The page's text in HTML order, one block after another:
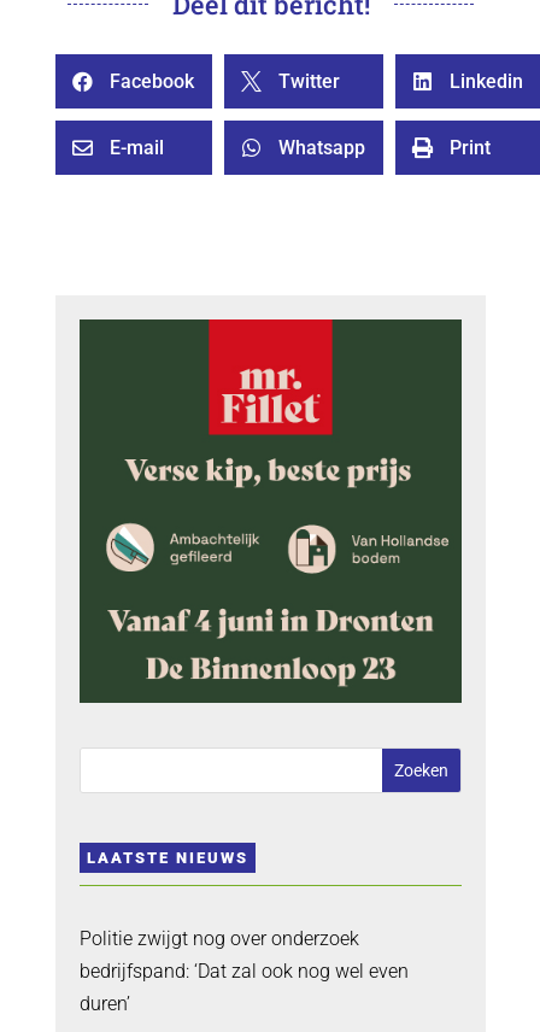
 Facebook  Twitter  Linkedin
 E-mail  Whatsapp  Print
LAATSTE NIEUWS
Politie zwijgt nog over onderzoek
bedrijfspand: ‘Dat zal ook nog wel even
duren’